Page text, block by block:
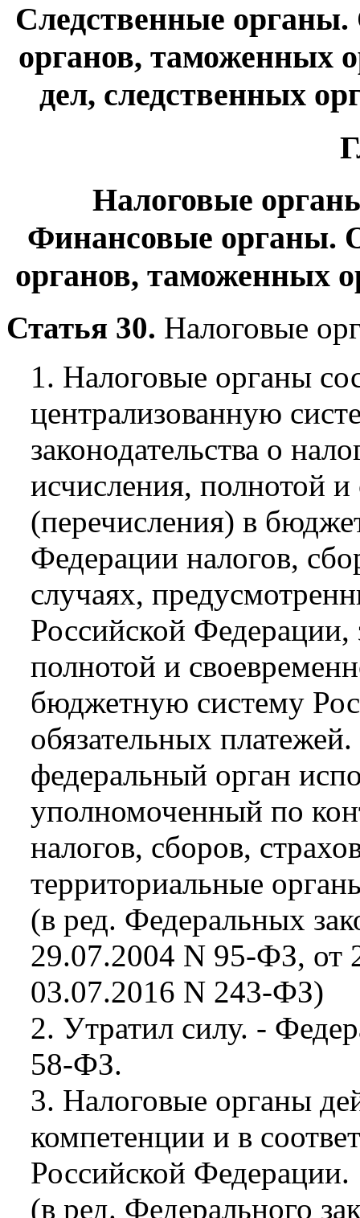
Следственные органы.
органов, таможенных
дел, следственных
Налоговые
Финансовые органы.
органов, таможенных
Статья 30. Налоговые
1. Налоговые органы
централизованную
законодательства о
исчисления, полнотой
(перечисления) в
Федерации налогов,
случаях,
Российской Федерации,
полнотой и
бюджетную систему
обязательных
федеральный орган
уполномоченный по
налогов, сборов,
территориальные
(в ред. Федеральных
29.07.2004 N 95-ФЗ, от
03.07.2016 N 243-ФЗ)
2. Утратил силу. -
58-ФЗ.
3. Налоговые органы
компетенции и в
Российской Федерации.
(в ред. Федерального